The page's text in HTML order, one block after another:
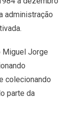
administração
Miguel Jorge
colecionando
parte da